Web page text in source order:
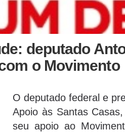
deputado
o Movimento
O deputado federal e
Apoio às Santas
seu apoio ao